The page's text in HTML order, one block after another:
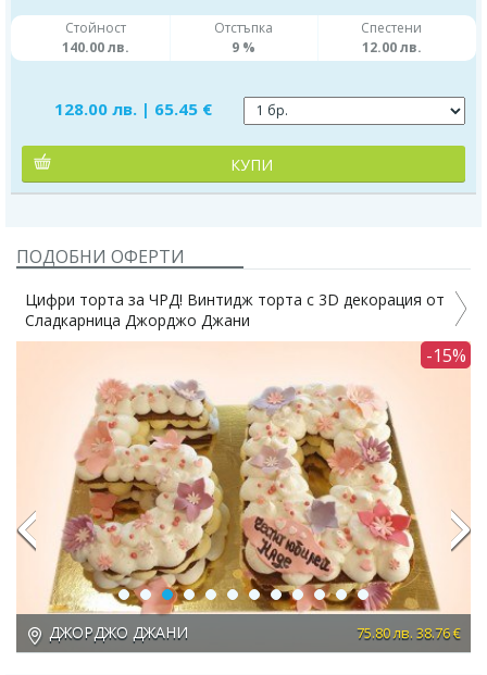
Стойност
140.00 лв.
Отстъпка
9 %
Спестени
12.00 лв.
128.00 лв. | 65.45 €
КУПИ
ПОДОБНИ ОФЕРТИ
декорация от
75.80 лв. 38.76 €
Торта с 3D цветя по дизайн на
Джани
ДЖОРДЖО ДЖАНИ
Previous Next